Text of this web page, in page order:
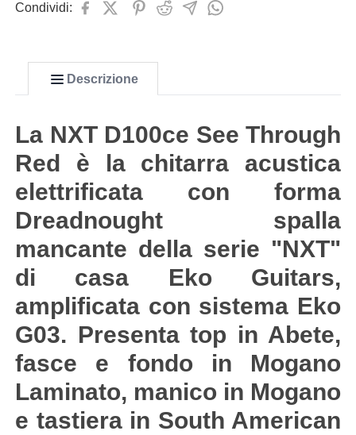
Condividi:
Descrizione
La NXT D100ce See Through
Red è la chitarra acustica
elettrificata con forma
Dreadnought spalla
mancante della serie "NXT"
di casa Eko Guitars,
amplificata con sistema Eko
G03. Presenta top in Abete,
fasce e fondo in Mogano
Laminato, manico in Mogano
e tastiera in South American